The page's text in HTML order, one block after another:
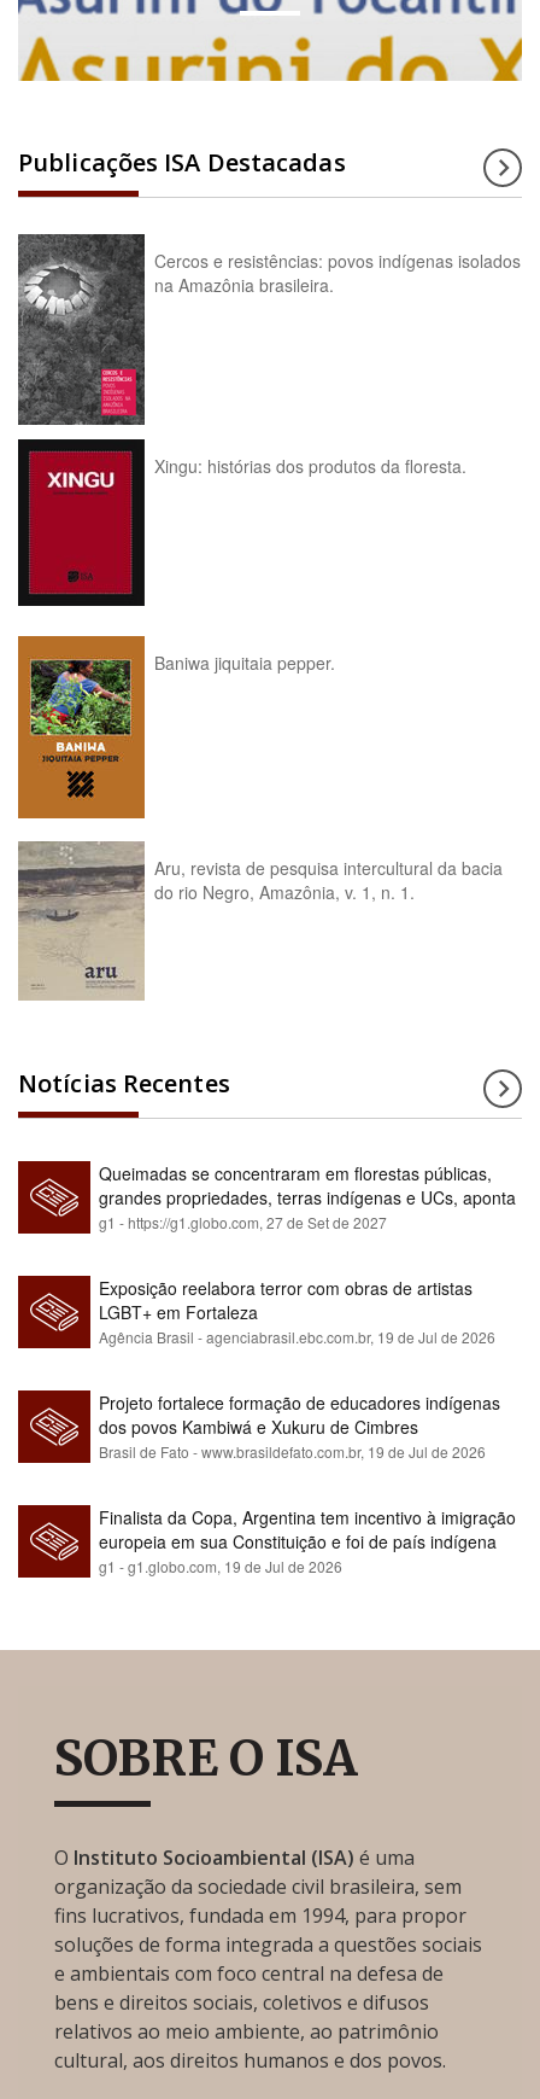
Publicações ISA Destacadas
Cercos e resistências: povos indígenas isolados
na Amazônia brasileira.
Xingu: histórias dos produtos da floresta.
Baniwa jiquitaia pepper.
Aru, revista de pesquisa intercultural da bacia
do rio Negro, Amazônia, v. 1, n. 1.
Notícias Recentes
Queimadas se concentraram em florestas públicas,
grandes propriedades, terras indígenas e UCs, aponta
relatório
g1 - https://g1.globo.com,27 de Set de 2027
Exposição reelabora terror com obras de artistas
LGBT+ em Fortaleza
Agência Brasil - agenciabrasil.ebc.com.br, 19 de Jul de 2026
Projeto fortalece formação de educadores indígenas
dos povos Kambiwá e Xukuru de Cimbres
Brasil de Fato - www.brasildefato.com.br, 19 de Jul de 2026
Finalista da Copa, Argentina tem incentivo à imigração
europeia em sua Constituição e foi de país indígena
para maioria branca
g1 - g1.globo.com, 19 de Jul de 2026
SOBRE O ISA
O Instituto Socioambiental (ISA) é uma
organização da sociedade civil brasileira, sem
fins lucrativos, fundada em 1994, para propor
soluções de forma integrada a questões sociais
e ambientais com foco central na defesa de
bens e direitos sociais, coletivos e difusos
relativos ao meio ambiente, ao patrimônio
cultural, aos direitos humanos e dos povos.